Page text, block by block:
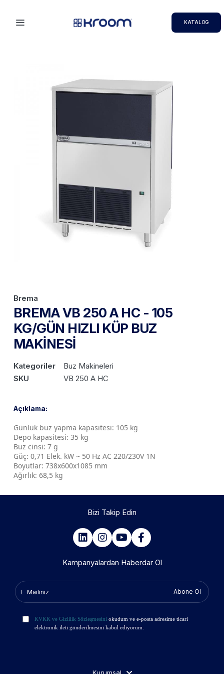
KATALOG
Brema
BREMA VB 250 A HC - 105
KG/GÜN HIZLI KÜP BUZ
MAKİNESİ
Kategoriler
Buz Makineleri
SKU
VB 250 A HC
Açıklama:
Günlük buz yapma kapasitesi: 105 kg
Depo kapasitesi: 35 kg
Buz cinsi: 7 g
Güç: 0,71 Elek. kW ~ 50 Hz AC 220/230V 1N
Boyutlar: 738x600x1085 mm
Ağırlık: 68,5 kg
Bizi Takip Edin
Kampanyalardan Haberdar Ol
Abone Ol
KVKK ve Gizlilik Sözleşmesini okudum ve e-posta adresime ticari
elektronik ileti gönderilmesini kabul ediyorum.